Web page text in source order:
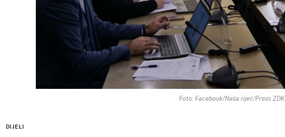
Foto: Facebook/Naša riječ/Press ZDK
DIJELI